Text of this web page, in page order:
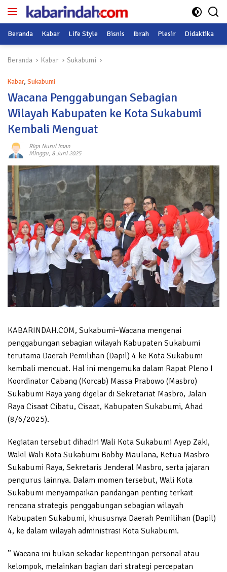
Langsung
Beranda Kabar Life Style Bisnis Ibrah Plesir Didaktika
Beranda Kabar Sukabumi
Kabar, Sukabumi
Wacana Penggabungan Sebagian
Wilayah Kabupaten ke Kota Sukabumi
Kembali Menguat
Riga Nurul Iman
Minggu, 8 Juni 2025
KABARINDAH.COM, Sukabumi–Wacana mengenai
penggabungan sebagian wilayah Kabupaten Sukabumi
terutama Daerah Pemilihan (Dapil) 4 ke Kota Sukabumi
kembali mencuat. Hal ini mengemuka dalam Rapat Pleno I
Koordinator Cabang (Korcab) Massa Prabowo (Masbro)
Sukabumi Raya yang digelar di Sekretariat Masbro, Jalan
Raya Cisaat Cibatu, Cisaat, Kabupaten Sukabumi, Ahad
(8/6/2025).
Kegiatan tersebut dihadiri Wali Kota Sukabumi Ayep Zaki,
Wakil Wali Kota Sukabumi Bobby Maulana, Ketua Masbro
Sukabumi Raya, Sekretaris Jenderal Masbro, serta jajaran
pengurus lainnya. Dalam momen tersebut, Wali Kota
Sukabumi menyampaikan pandangan penting terkait
rencana strategis penggabungan sebagian wilayah
Kabupaten Sukabumi, khususnya Daerah Pemilihan (Dapil)
4, ke dalam wilayah administrasi Kota Sukabumi.
” Wacana ini bukan sekadar kepentingan personal atau
kelompok, melainkan bagian dari strategi percepatan